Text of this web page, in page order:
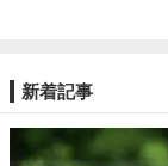
新着記事